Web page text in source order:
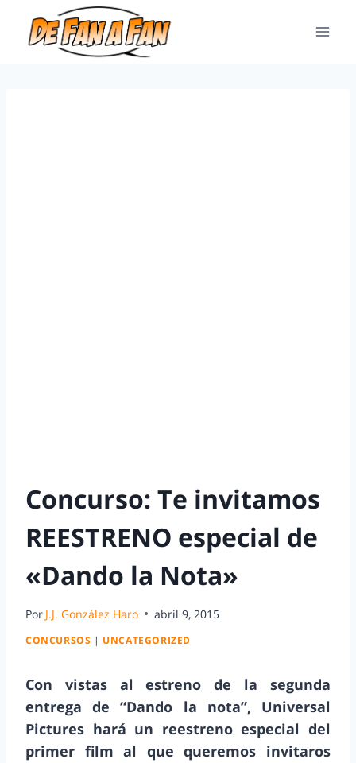
Concurso: Te invitamos
REESTRENO especial de
«Dando la Nota»
Por J.J. González Haro abril 9, 2015
CONCURSOS | UNCATEGORIZED
Con vistas al estreno de la segunda
entrega de “Dando la nota”, Universal
Pictures hará un reestreno especial del
primer film al que queremos invitaros